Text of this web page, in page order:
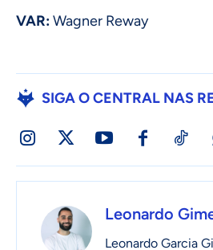
VAR:Wagner Reway
SIGA O CENTRAL NAS
Leonardo
Leonardo Garcia